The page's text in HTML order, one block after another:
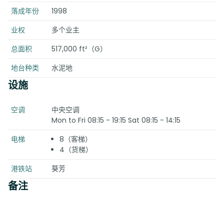
落成年份
1998
业权
多个业主
总面积
517,000 ft²（G）
地台种类
水泥地
设施
空调
中央空调
Mon to Fri 08:15 - 19:15 Sat 08:15 - 14:15
电梯
8（客梯）
4（货梯）
港铁站
葵芳
备注